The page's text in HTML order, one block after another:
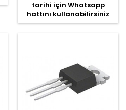
tarihi için Whatsapp
hattını kullanabilirsiniz